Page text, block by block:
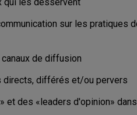
sur les pratiques
de diffusion
directs, différés et/ou pervers
des «leaders d'opinion»